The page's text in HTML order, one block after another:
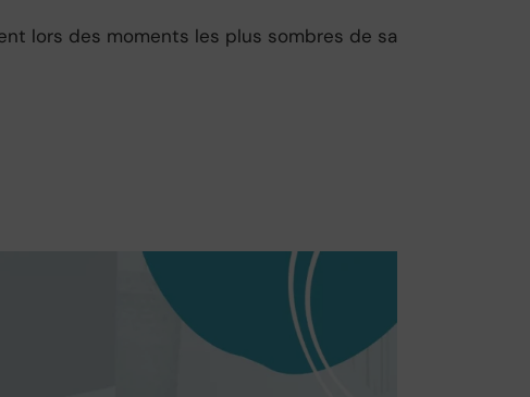
lors des moments les plus sombres de sa